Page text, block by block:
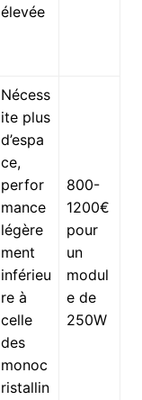
élevée
Nécess
ite plus
d’espa
ce,
perfor
mance
légère
ment
inférieu
re à
celle
des
monoc
ristallin
800-
1200€
pour
un
modul
e de
250W